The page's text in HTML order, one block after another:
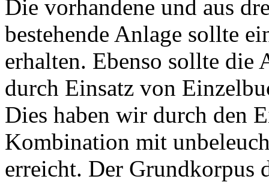
Die vorhandene und aus
bestehende Anlage sollte
erhalten. Ebenso sollte die
durch Einsatz von
Dies haben wir durch den
Kombination mit
erreicht. Der Grundkorpus